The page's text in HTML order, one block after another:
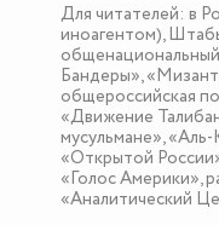
Для читателей: в
иноагентом),
Бандеры»,
общероссийская
«Движение
мусульмане»,
«Открытой
«Голос Америки»,
«Аналитический